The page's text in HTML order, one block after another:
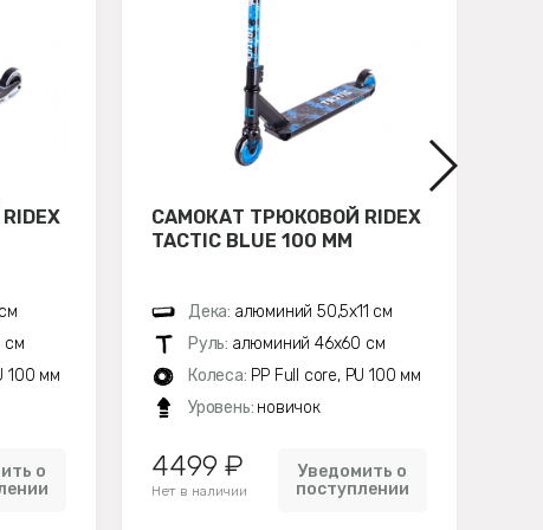
см
100 мм
о
САМОКАТ ТРЮКОВОЙ RIDEX
TACTIC BLUE 100 ММ
Дека: алюминий 50,5х11 см
Руль: алюминий 46х60 см
Колеса: PP Full core, PU 100 мм
Уровень: новичок
4499 ₽
Нет в наличии
Уведомить о
поступлении